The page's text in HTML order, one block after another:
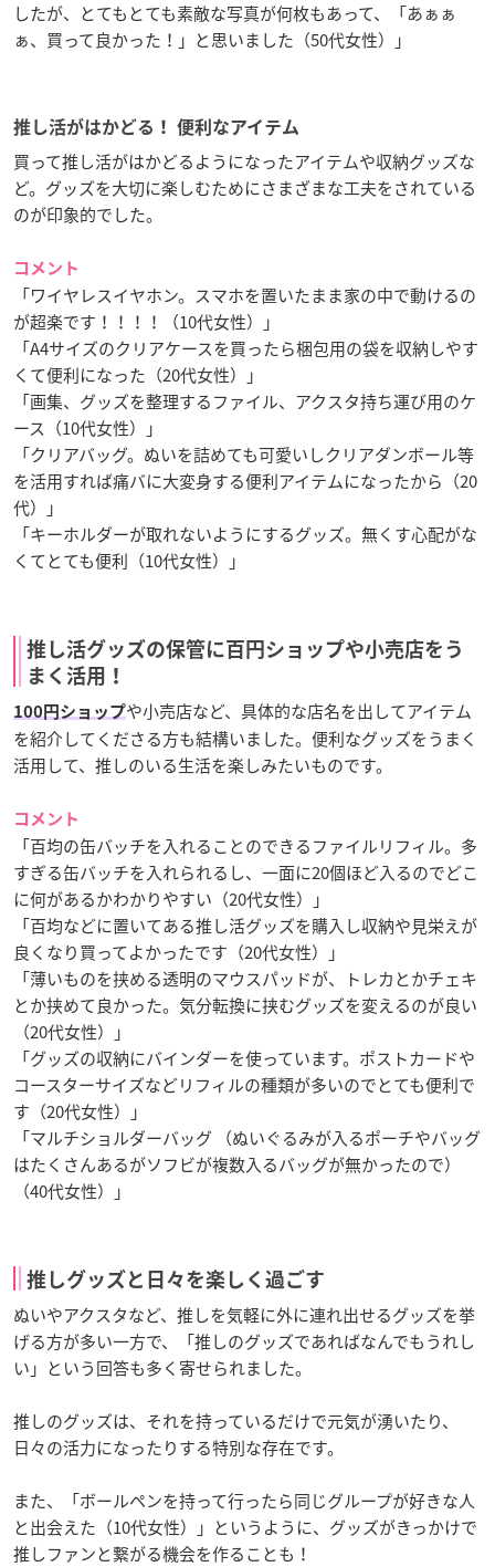
したが、とてもとても素敵な写真が何枚もあって、「あぁぁ
ぁ、買って良かった！」と思いました（50代女性）」
推し活がはかどる！ 便利なアイテム
買って推し活がはかどるようになったアイテムや収納グッズな
ど。グッズを大切に楽しむためにさまざまな工夫をされている
のが印象的でした。
コメント
「ワイヤレスイヤホン。スマホを置いたまま家の中で動けるの
が超楽です！！！！（10代女性）」
「A4サイズのクリアケースを買ったら梱包用の袋を収納しやす
くて便利になった（20代女性）」
「画集、グッズを整理するファイル、アクスタ持ち運び用のケ
ース（10代女性）」
「クリアバッグ。ぬいを詰めても可愛いしクリアダンボール等
を活用すれば痛バに大変身する便利アイテムになったから（20
代）」
「キーホルダーが取れないようにするグッズ。無くす心配がな
くてとても便利（10代女性）」
推し活グッズの保管に百円ショップや小売店をう
まく活用！
100円ショップや小売店など、具体的な店名を出してアイテム
を紹介してくださる方も結構いました。便利なグッズをうまく
活用して、推しのいる生活を楽しみたいものです。
コメント
「百均の缶バッチを入れることのできるファイルリフィル。多
すぎる缶バッチを入れられるし、一面に20個ほど入るのでどこ
に何があるかわかりやすい（20代女性）」
「百均などに置いてある推し活グッズを購入し収納や見栄えが
良くなり買ってよかったです（20代女性）」
「薄いものを挟める透明のマウスパッドが、トレカとかチェキ
とか挟めて良かった。気分転換に挟むグッズを変えるのが良い
（20代女性）」
「グッズの収納にバインダーを使っています。ポストカードや
コースターサイズなどリフィルの種類が多いのでとても便利で
す（20代女性）」
「マルチショルダーバッグ （ぬいぐるみが入るポーチやバッグ
はたくさんあるがソフビが複数入るバッグが無かったので）
（40代女性）」
推しグッズと日々を楽しく過ごす
ぬいやアクスタなど、推しを気軽に外に連れ出せるグッズを挙
げる方が多い一方で、「推しのグッズであればなんでもうれし
い」という回答も多く寄せられました。
推しのグッズは、それを持っているだけで元気が湧いたり、
日々の活力になったりする特別な存在です。
また、「ボールペンを持って行ったら同じグループが好きな人
と出会えた（10代女性）」というように、グッズがきっかけで
推しファンと繋がる機会を作ることも！